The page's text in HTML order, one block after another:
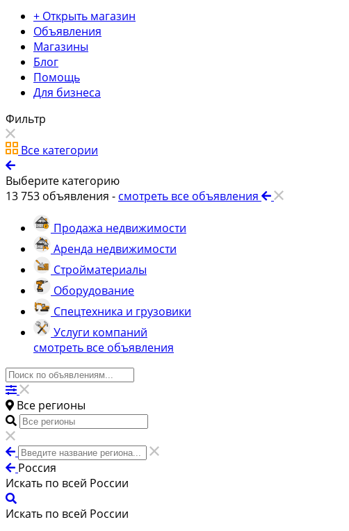
+ Открыть магазин
Объявления
Магазины
Блог
Помощь
Для бизнеса
Фильтр
Все категории
Выберите категорию
13 753 объявления - смотреть все объявления
Продажа недвижимости
Аренда недвижимости
Стройматериалы
Оборудование
Спецтехника и грузовики
Услуги компаний
смотреть все объявления
Все регионы
Россия
Искать по всей России
Искать по всей России